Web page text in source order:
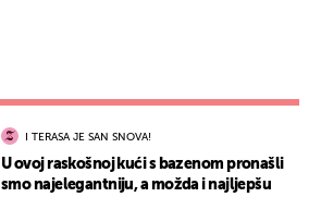
I TERASA JE SAN SNOVA!
U ovoj raskošnoj kući s bazenom pronašli
smo najelegantniju, a možda i najljepšu